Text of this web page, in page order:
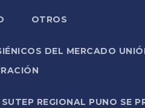
OTROS
DEL MERCADO
SUTEP REGIONAL PUNO SE